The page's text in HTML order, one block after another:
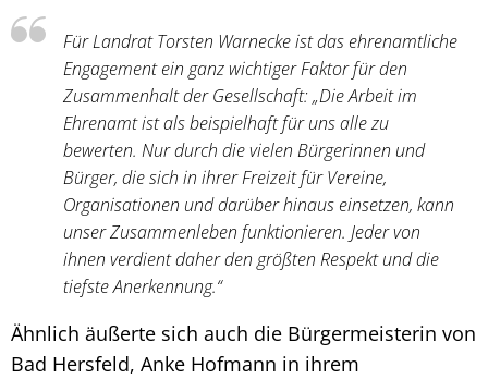
Für Landrat Torsten Warnecke ist das ehrenamtliche
Engagement ein ganz wichtiger Faktor für den
Zusammenhalt der Gesellschaft: „Die Arbeit im
Ehrenamt ist als beispielhaft für uns alle zu
bewerten. Nur durch die vielen Bürgerinnen und
Bürger, die sich in ihrer Freizeit für Vereine,
Organisationen und darüber hinaus einsetzen, kann
unser Zusammenleben funktionieren. Jeder von
ihnen verdient daher den größten Respekt und die
tiefste Anerkennung.“
Ähnlich äußerte sich auch die Bürgermeisterin von
Bad Hersfeld, Anke Hofmann in ihrem